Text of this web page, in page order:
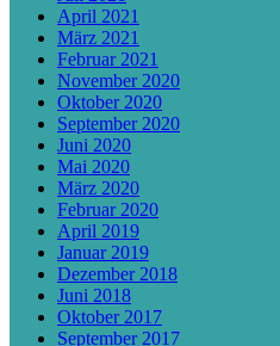
April 2021
März 2021
Februar 2021
November 2020
Oktober 2020
September 2020
Juni 2020
Mai 2020
März 2020
Februar 2020
April 2019
Januar 2019
Dezember 2018
Juni 2018
Oktober 2017
September 2017